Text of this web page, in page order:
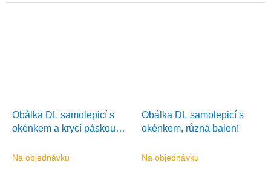
Obálka DL samolepicí s
okénkem a krycí páskou
Na objednávku
Obálka DL samolepicí s
okénkem, různá balení
Na objednávku